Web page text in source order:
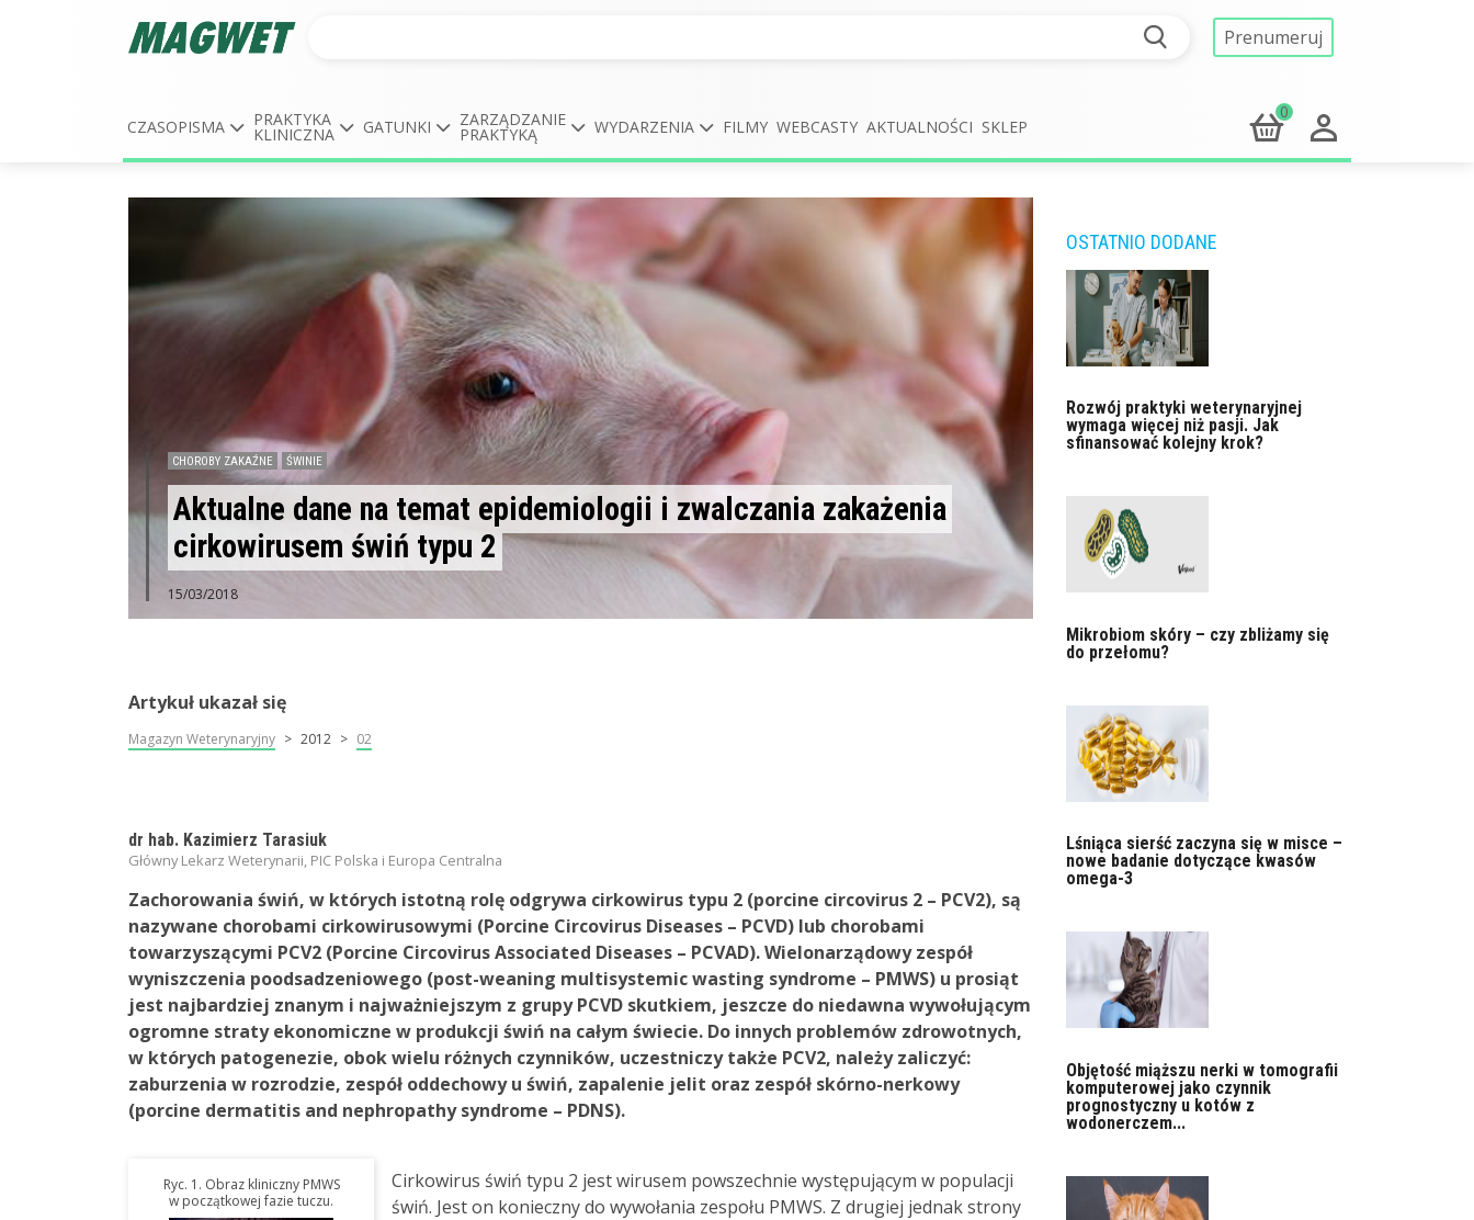
Prenumeruj
CZASOPISMA PRAKTYKA
KLINICZNA GATUNKI ZARZĄDZANIE
PRAKTYKĄ WYDARZENIA FILMY WEBCASTY AKTUALNOŚCI SKLEP
0
CHOROBY ZAKAŹNE ŚWINIE
Aktualne dane na temat epidemiologii i zwalczania zakażenia
cirkowirusem świń typu 2
15/03/2018
Artykuł ukazał się
Magazyn Weterynaryjny 2012 02
dr hab. Kazimierz Tarasiuk
Główny Lekarz Weterynarii, PIC Polska i Europa Centralna
Zachorowania świń, w których istotną rolę odgrywa cirkowirus typu 2 (porcine circovirus 2 – PCV2), są
nazywane chorobami cirkowirusowymi (Porcine Circovirus Diseases – PCVD) lub chorobami
towarzyszącymi PCV2 (Porcine Circovirus Associated Diseases – PCVAD). Wielonarządowy zespół
wyniszczenia poodsadzeniowego (post-weaning multisystemic wasting syndrome – PMWS) u prosiąt
jest najbardziej znanym i najważniejszym z grupy PCVD skutkiem, jeszcze do niedawna wywołującym
ogromne straty ekonomiczne w produkcji świń na całym świecie. Do innych problemów zdrowotnych,
w których patogenezie, obok wielu różnych czynników, uczestniczy także PCV2, należy zaliczyć:
zaburzenia w rozrodzie, zespół oddechowy u świń, zapalenie jelit oraz zespół skórno-nerkowy
(porcine dermatitis and nephropathy syndrome – PDNS).
Ryc. 1. Obraz kliniczny PMWS
w początkowej fazie tuczu.
Cirkowirus świń typu 2 jest wirusem powszechnie występującym w populacji
świń. Jest on konieczny do wywołania zespołu PMWS. Z drugiej jednak strony
OSTATNIO DODANE
Rozwój praktyki weterynaryjnej
wymaga więcej niż pasji. Jak
sfinansować kolejny krok?
Mikrobiom skóry – czy zbliżamy się
do przełomu?
Lśniąca sierść zaczyna się w misce –
nowe badanie dotyczące kwasów
omega-3
Objętość miąższu nerki w tomografii
komputerowej jako czynnik
prognostyczny u kotów z
wodonerczem...